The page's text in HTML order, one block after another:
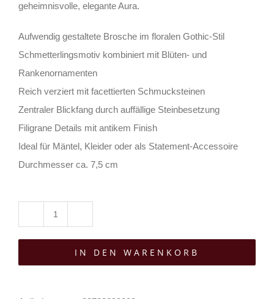
geheimnisvolle, elegante Aura.
Aufwendig gestaltete Brosche im floralen Gothic-Stil
Schmetterlingsmotiv kombiniert mit Blüten- und
Rankenornamenten
Reich verziert mit facettierten Schmucksteinen
Zentraler Blickfang durch auffällige Steinbesetzung
Filigrane Details mit antikem Finish
Ideal für Mäntel, Kleider oder als Statement-Accessoire
Durchmesser ca. 7,5 cm
Moonshine
Brosche
IN DEN WARENKORB